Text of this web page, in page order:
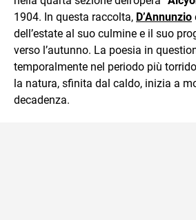
1904. In questa raccolta, D’Annunzio
dell’estate al suo culmine e il suo
verso l’autunno. La poesia in
temporalmente nel periodo più
la natura, sfinita dal caldo, inizia a
decadenza.